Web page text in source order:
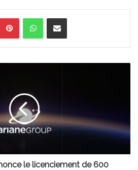
PinterestWhatsAppPartager par email
le licenciement de 600